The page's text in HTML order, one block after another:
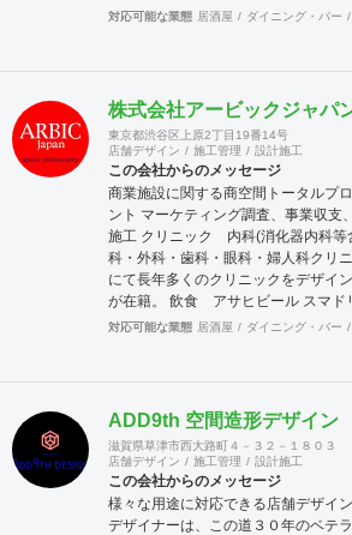
参ります。また、私たち櫻井建築事
ないデザイン活動を展開しています。
対応可能な業態 居酒屋 ダイニング・バー
株式会社アービックジャパ
東京都渋谷区上原2丁目19番14号
店舗デザイン
施工管理 設計施工
この会社からのメッセージ
商業施設に関する商空間トータルプ
ント マーケティング調査、事業収支
施工 クリニック 内科(消化器内科等
科・外科・歯科・眼科・婦人科クリ
にて長年多くのクリニックをデザイ
が在籍。 飲食 アサヒビール スマド
ン物流センター社員食堂、すしざん
他 その他 保育園、デイケア施設、
ＨＰはこちらを御覧ください。 http://
集 https://sales-crowd.jp/
ジャパン会社概要_1745468421.pdf
対応可能な業態 居酒屋 ダイニング・バー
ADD9th 空間造形デザイン
滋賀県草津市西大路町４－３２－１８０３
店舗デザイン
施工管理 設計施工
この会社からのメッセージ
様々な用途に対応できる店舗デザイ
デザイナーは、この道３０年のベテ